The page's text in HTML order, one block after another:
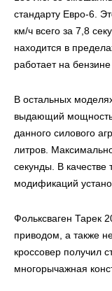
стандарту Евро-6.
км/ч всего за 7,8
находится в
работает на
В остальных
выдающий мощность
данного силового
литров.
секунды. В
модификаций
Фольксваген Тарек
приводом, а также
кроссовер получил
многорычажная